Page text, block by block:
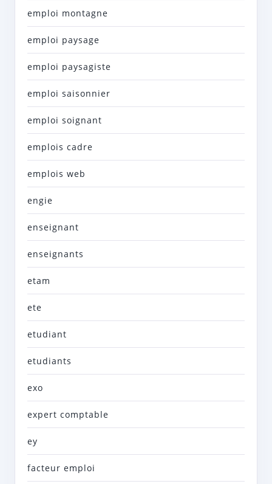
emploi montagne
emploi paysage
emploi paysagiste
emploi saisonnier
emploi soignant
emplois cadre
emplois web
engie
enseignant
enseignants
etam
ete
etudiant
etudiants
exo
expert comptable
ey
facteur emploi